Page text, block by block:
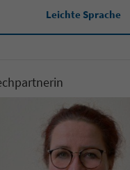
Leichte Sprache